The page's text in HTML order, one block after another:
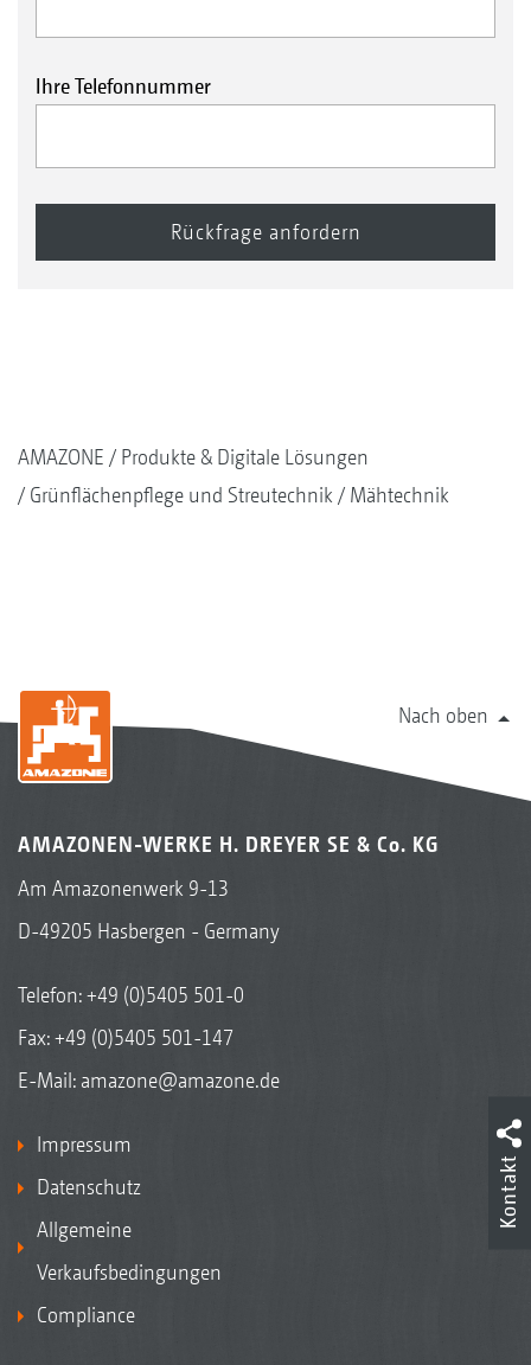
InsectGuard
Anhängekupplung, hier mit Zurrpunkt
Ihre Telefonnummer
AMAZONE
Produkte & Digitale Lösungen
Grünflächenpflege und Streutechnik
Mähtechnik
Nach oben
AMAZONEN-WERKE H. DREYER SE & Co. KG
Am Amazonenwerk 9-13
D-49205 Hasbergen - Germany
Telefon:+49 (0)5405 501-0
Fax: +49 (0)5405 501-147
E-Mail: amazone@amazone.de
Impressum
Datenschutz
Allgemeine
Verkaufsbedingungen
Compliance
Kontakt